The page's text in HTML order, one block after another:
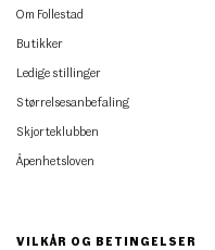
Om Follestad
Butikker
Ledige stillinger
Størrelsesanbefaling
Skjorteklubben
Åpenhetsloven
VILKÅR OG BETINGELSER